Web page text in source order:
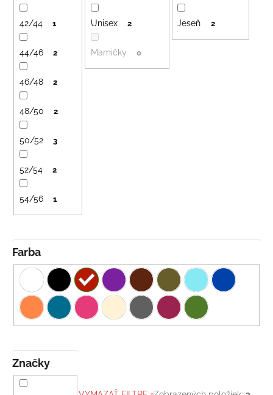
o
d
u
o
Značky
Farba
Unisex 2
Mamičky 0
Jeseň 2
42/44 1
44/46 2
46/48 2
48/50 2
50/52 3
52/54 2
54/56 1
O
d
p
m
BAMBUSOVÉ
MODRÉ
€18